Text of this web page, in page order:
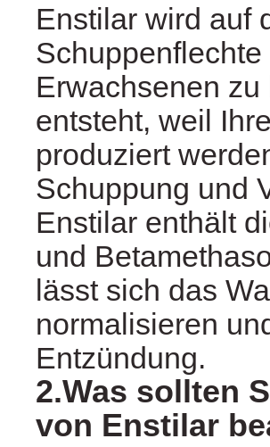
Enstilar wird auf
Erwachsenen
entsteht, weil
produziert
Schuppung und
Enstilar enthält
und
lässt sich das
normalisieren
Entzündung.
2.Was sollten
von Enstilar